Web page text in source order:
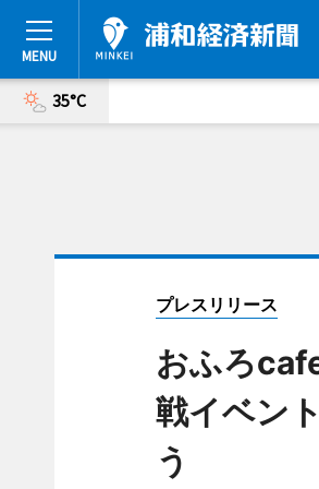
35°C
プレスリリース
おふろ
戦イベン
う